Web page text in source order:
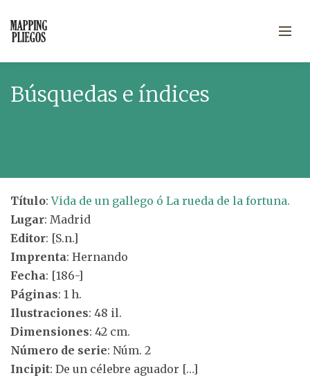
Búsquedas e índices
Título:Vida de un gallego ó La rueda de la fortuna.
Lugar: Madrid
Editor: [S.n.]
Imprenta: Hernando
Fecha: [186-]
Páginas: 1 h.
Ilustraciones: 48 il.
Dimensiones: 42 cm.
Número de serie: Núm. 2
Incipit: De un célebre aguador […]